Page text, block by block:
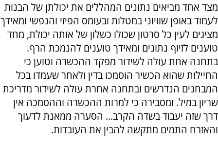
מצד אחד מביאים נתונים המהללים את יכולתן של הבנות
לעמוד באופן שוויוני במטלות ובעומס הפיזי והנפשי ומאידך
מציגים לעין כל סרטון שכולו כשלון של אותה יכולת, מחד
טוענים לזיוף נתונים ומאידך טוענים להנמכת הרף.
בתחנה אחת עולה לשידור מפקד ההכשרה וטוען כי
החיילות שהוא הכשיר הוסמכו בדין ולאחר שעמדו בכל
המבחנים הנדרשים ובתחנה אחרת עולה לשידור מדריכת
שריון במיל. ומסבירה כי למרות ההכשרה וההסמכה אין
דרך שזה יעבוד בשדה הקרב... הסערה ממאנת לדעוך
והאזרח התמים מתקשה להבין את העובדות.